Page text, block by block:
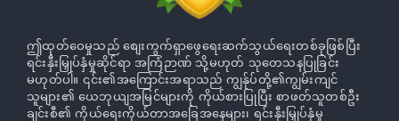
ဤထုတ်ဝေမှုသည် စျေးကွက်ရှာဖွေရေးဆက်သွယ်ရေးတစ်ခုဖြစ်ပြီး
ရင်းနှီးမြှုပ်နှံမှုဆိုင်ရာ အကြံဉာဏ် သို့မဟုတ် သုတေသနပြုခြင်း
မဟုတ်ပါ။ ၎င်း၏အကြောင်းအရာသည် ကျွန်ုပ်တို့၏ကျွမ်းကျင်
သူများ၏ ယေဘုယျအမြင်များကို ကိုယ်စားပြုပြီး စာဖတ်သူတစ်ဦး
ချင်းစီ၏ ကိုယ်ရေးကိုယ်တာအခြေအနေများ၊ ရင်းနှီးမြှုပ်နှံမှု